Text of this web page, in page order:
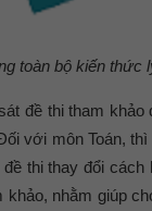
toàn bộ kiến thức
đề thi tham
với môn Toán,
thi thay đổi
nhằm giúp